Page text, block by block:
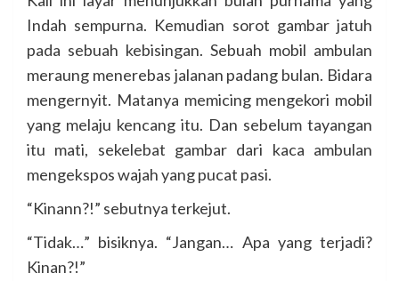
Indah sempurna. Kemudian sorot gambar jatuh
pada sebuah kebisingan. Sebuah mobil ambulan
meraung menerebas jalanan padang bulan. Bidara
mengernyit. Matanya memicing mengekori mobil
yang melaju kencang itu. Dan sebelum tayangan
itu mati, sekelebat gambar dari kaca ambulan
mengekspos wajah yang pucat pasi.
“Kinann?!” sebutnya terkejut.
“Tidak…” bisiknya. “Jangan… Apa yang terjadi?
Kinan?!”